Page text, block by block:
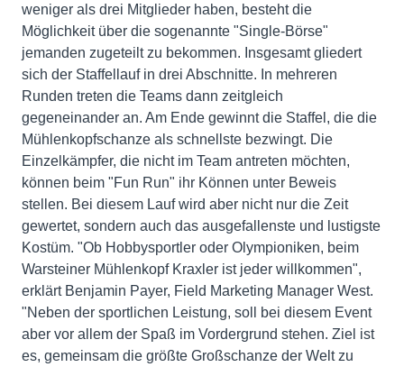
weniger als drei Mitglieder haben, besteht die
Möglichkeit über die sogenannte "Single-Börse"
jemanden zugeteilt zu bekommen. Insgesamt gliedert
sich der Staffellauf in drei Abschnitte. In mehreren
Runden treten die Teams dann zeitgleich
gegeneinander an. Am Ende gewinnt die Staffel, die die
Mühlenkopfschanze als schnellste bezwingt. Die
Einzelkämpfer, die nicht im Team antreten möchten,
können beim "Fun Run" ihr Können unter Beweis
stellen. Bei diesem Lauf wird aber nicht nur die Zeit
gewertet, sondern auch das ausgefallenste und lustigste
Kostüm. "Ob Hobbysportler oder Olympioniken, beim
Warsteiner Mühlenkopf Kraxler ist jeder willkommen",
erklärt Benjamin Payer, Field Marketing Manager West.
"Neben der sportlichen Leistung, soll bei diesem Event
aber vor allem der Spaß im Vordergrund stehen. Ziel ist
es, gemeinsam die größte Großschanze der Welt zu